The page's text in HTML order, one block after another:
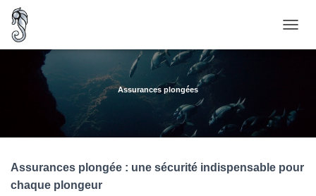
U
/
M
Assurances plongées
Assurances plongée : une sécurité indispensable pour
chaque plongeur